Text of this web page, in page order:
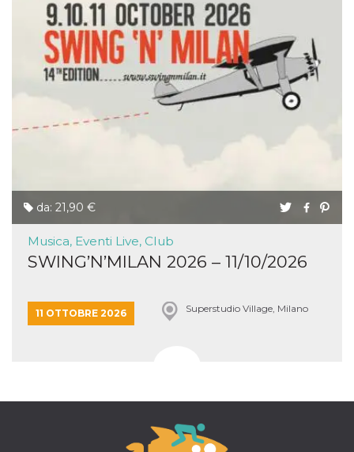
da: 21,90 €
Musica, Eventi Live, Club
SWING’N’MILAN 2026 – 11/10/2026
11 OTTOBRE 2026 Superstudio Village, Milano